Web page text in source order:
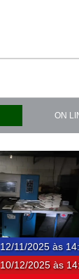
ON
12/11/2025 às
10/12/2025 às